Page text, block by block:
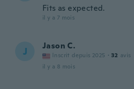
Fits as expected.
il y a 7 mois
J Jason C.
Inscrit depuis 2025 · 32 avis
il y a 8 mois